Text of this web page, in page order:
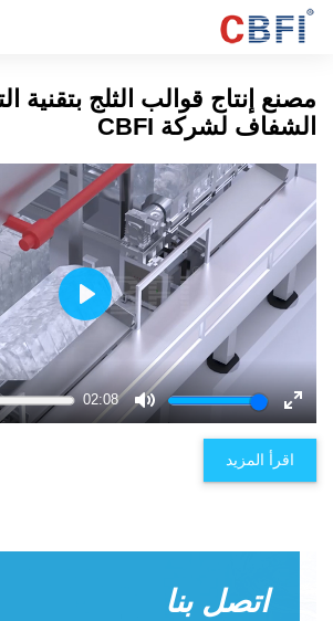
مصنع إنتاج قوالب الثلج بتقنية
الشفاف لشركة CBFI
02:08
Mute
Enter
Play
اقرأ المزيد
اتصل بنا